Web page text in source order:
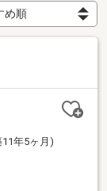
年5ヶ月)